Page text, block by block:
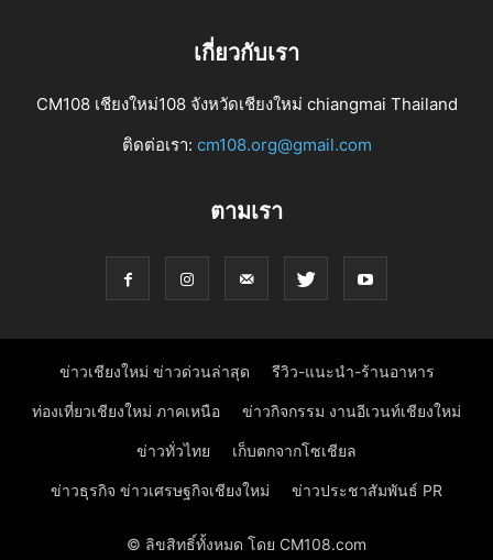
เกี่ยวกับเรา
CM108 เชียงใหม่108 จังหวัดเชียงใหม่ chiangmai Thailand
ติดต่อเรา: cm108.org@gmail.com
ตามเรา
ข่าวเชียงใหม่ ข่าวด่วนล่าสุด รีวิว-แนะนำ-ร้านอาหาร
ท่องเที่ยวเชียงใหม่ ภาคเหนือ ข่าวกิจกรรม งานอีเวนท์เชียงใหม่
ข่าวทั่วไทย เก็บตกจากโซเชียล
ข่าวธุรกิจ ข่าวเศรษฐกิจเชียงใหม่ ข่าวประชาสัมพันธ์ PR
© ลิขสิทธิ์ทั้งหมด โดย CM108.com